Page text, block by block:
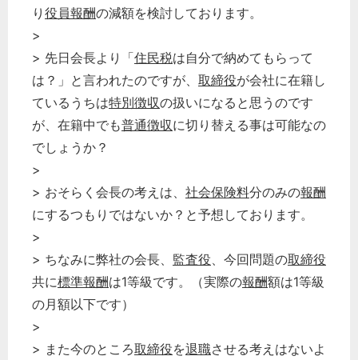
り 役員報酬の減額を検討しております。
>
> 先日会長より「住民税は自分で納めてもらって
は？」と言われたのですが、 取締役が会社に在籍し
ているうちは特別徴収の扱いになると思うのです
が、在籍中でも普通徴収に切り替える事は可能なの
でしょうか？
>
> おそらく会長の考えは、 社会保険料分のみの報酬
にするつもりではないか？と予想しております。
>
> ちなみに弊社の会長、 監査役、今回問題の取締役
共に標準報酬は1等級です。（実際の報酬額は1等級
の月額以下です）
>
> また今のところ取締役を退職させる考えはないよ